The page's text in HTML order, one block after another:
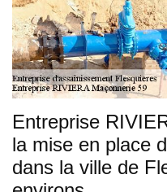
Entreprise
la mise en place
dans la ville de